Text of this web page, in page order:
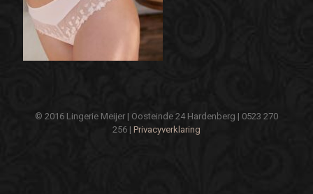
© 2016 Lingerie Meijer | Oosteinde 24 Hardenberg | 0523 270
256 | Privacyverklaring